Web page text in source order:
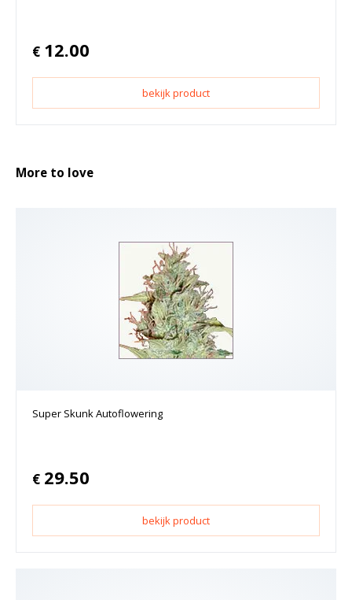
€ 12.00
bekijk product
More to love
Super Skunk Autoflowering
€ 29.50
bekijk product